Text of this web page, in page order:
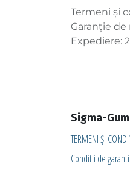
Termeni și
Garanție de
Expediere:
Sigma-Gum
TERMENI ȘI
Conditii de